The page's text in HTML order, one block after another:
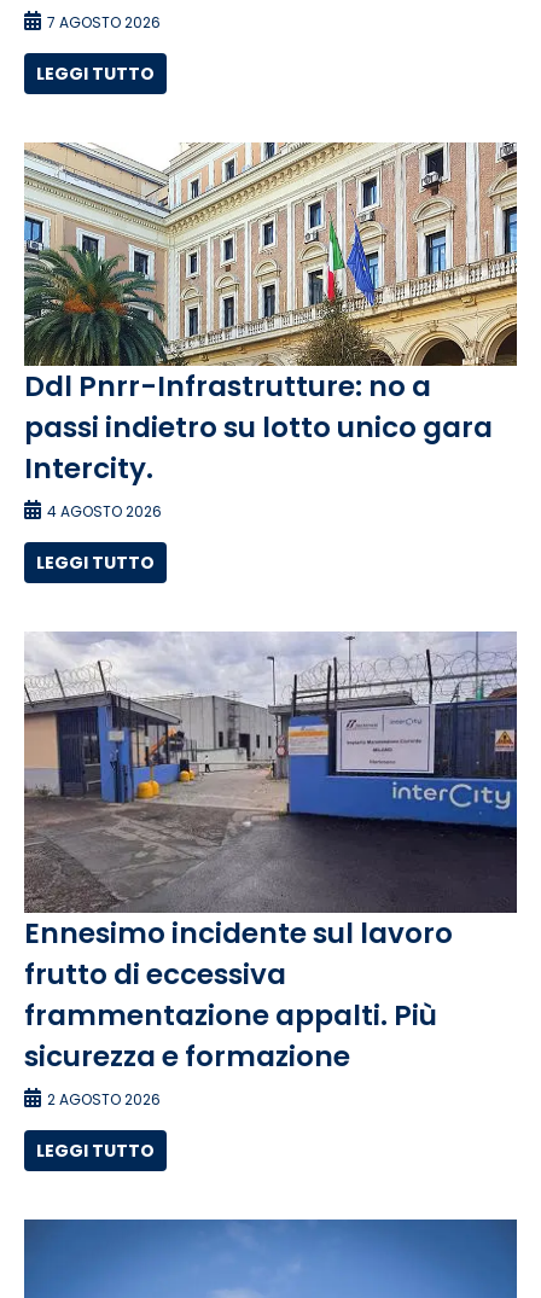
7 AGOSTO 2026
LEGGI TUTTO
Ddl Pnrr-Infrastrutture: no a
passi indietro su lotto unico gara
Intercity.
4 AGOSTO 2026
LEGGI TUTTO
Ennesimo incidente sul lavoro
frutto di eccessiva
frammentazione appalti. Più
sicurezza e formazione
2 AGOSTO 2026
LEGGI TUTTO